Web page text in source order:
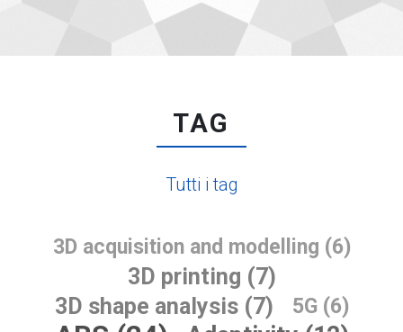
TAG
Tutti i tag
3D acquisition and modelling (6)
3D printing (7)
3D shape analysis (7)
5G (6)